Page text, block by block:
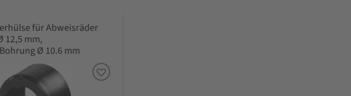
für Abweisräder
12,5 mm,
Ø 10.6 mm